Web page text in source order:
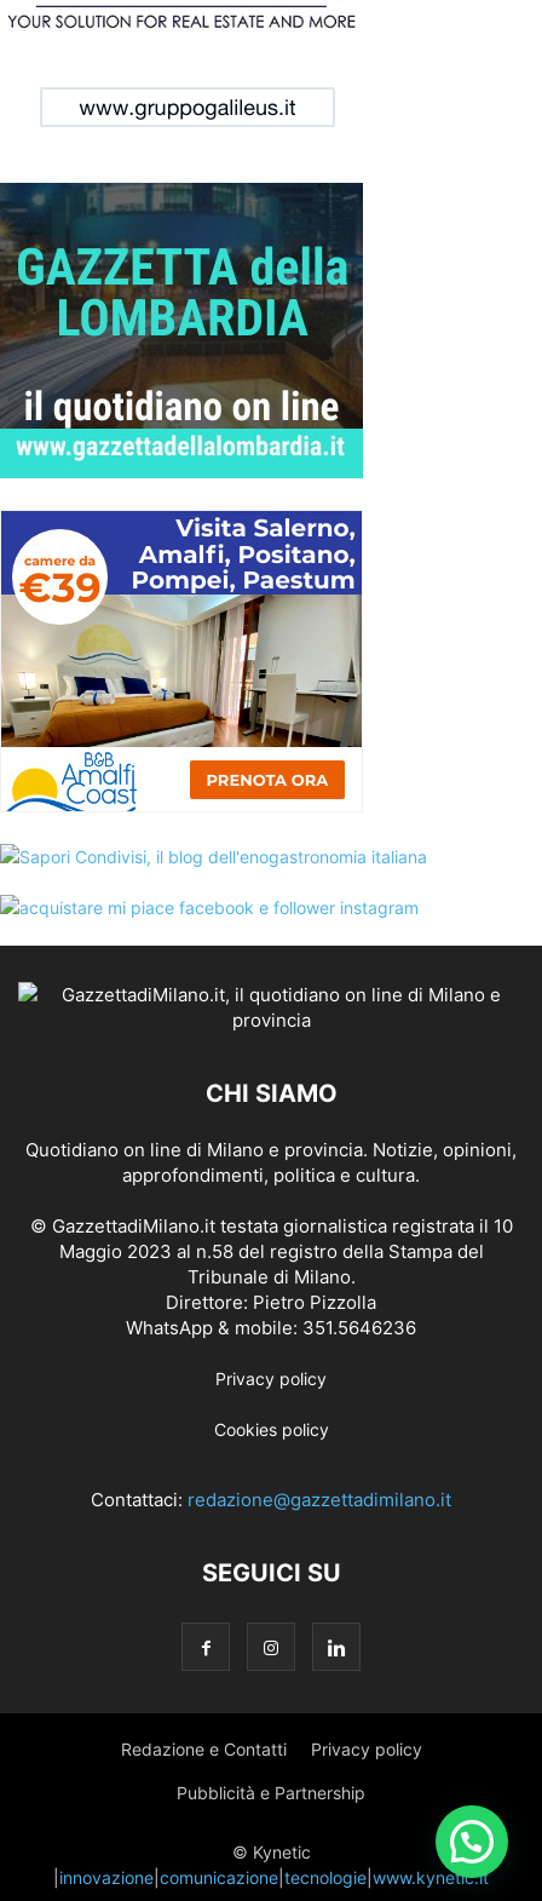
CHI SIAMO
Quotidiano on line di Milano e provincia. Notizie, opinioni,
approfondimenti, politica e cultura.
© GazzettadiMilano.it testata giornalistica registrata il 10
Maggio 2023 al n.58 del registro della Stampa del
Tribunale di Milano.
Direttore: Pietro Pizzolla
WhatsApp & mobile: 351.5646236
Privacy policy
Cookies policy
Contattaci: redazione@gazzettadimilano.it
SEGUICI SU
Redazione e Contatti Privacy policy
Pubblicità e Partnership
© Kynetic
innovazione comunicazione tecnologie www.kynetic.it